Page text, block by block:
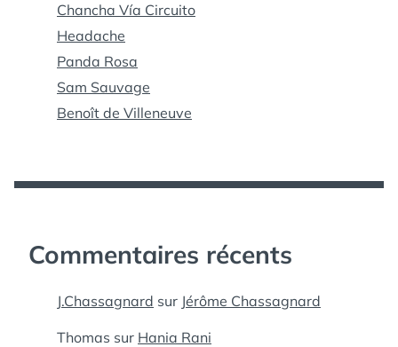
Chancha Vía Circuito
Headache
Panda Rosa
Sam Sauvage
Benoît de Villeneuve
Commentaires récents
J.Chassagnard sur Jérôme Chassagnard
Thomas sur Hania Rani